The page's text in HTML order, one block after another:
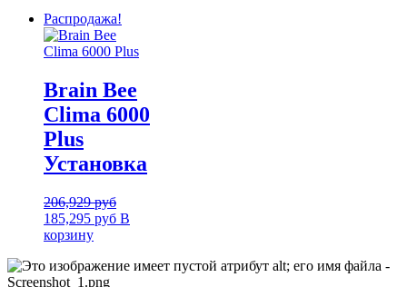
Распродажа!
Brain Bee
Clima 6000
Plus
Установка
206,929руб
185,295 руб В
корзину